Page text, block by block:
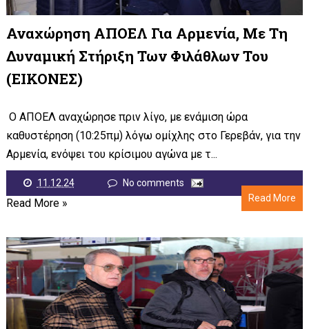
Αναχώρηση ΑΠΟΕΛ Για Αρμενία, Με Τη
Δυναμική Στήριξη Των Φιλάθλων Του
(ΕΙΚΟΝΕΣ)
Ο ΑΠΟΕΛ αναχώρησε πριν λίγο, με ενάμιση ώρα
καθυστέρηση (10:25πμ) λόγω ομίχλης στο Γερεβάν, για την
Αρμενία, ενόψει του κρίσιμου αγώνα με τ...
11.12.24
No comments
Read More
Read More »